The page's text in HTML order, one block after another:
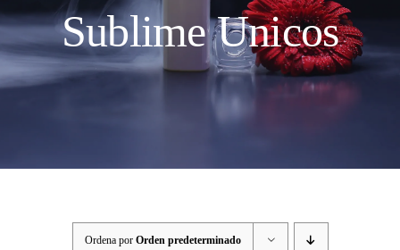
Sublime Unicos
Ordena por Orden predeterminado